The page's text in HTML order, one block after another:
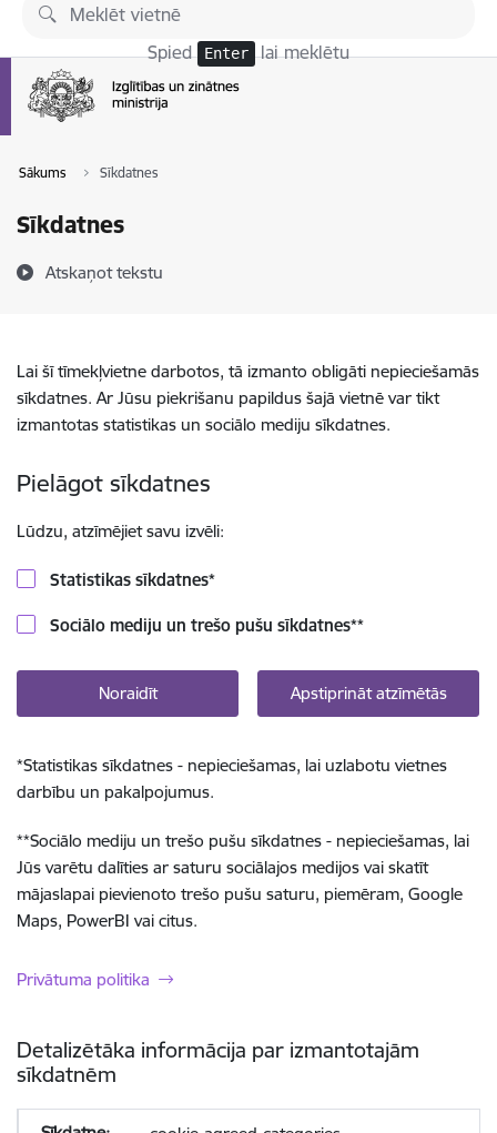
Pāriet uz lapas saturu
Spied Enter lai meklētu
Sākums Sīkdatnes
Sīkdatnes
Atskaņot tekstu
Lai šī tīmekļvietne darbotos, tā izmanto obligāti nepieciešamās
sīkdatnes. Ar Jūsu piekrišanu papildus šajā vietnē var tikt
izmantotas statistikas un sociālo mediju sīkdatnes.
Pielāgot sīkdatnes
Lūdzu, atzīmējiet savu izvēli:
Statistikas sīkdatnes*
Sociālo mediju un trešo pušu sīkdatnes**
Noraidīt Apstiprināt atzīmētās
*Statistikas sīkdatnes - nepieciešamas, lai uzlabotu vietnes
darbību un pakalpojumus.
**Sociālo mediju un trešo pušu sīkdatnes - nepieciešamas, lai
Jūs varētu dalīties ar saturu sociālajos medijos vai skatīt
mājaslapai pievienoto trešo pušu saturu, piemēram, Google
Maps, PowerBI vai citus.
Privātuma politika
Detalizētāka informācija par izmantotajām
sīkdatnēm